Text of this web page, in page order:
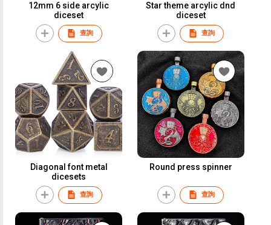
12mm 6 side arcylic
diceset
查詢
Star theme arcylic dnd
diceset
查詢
Diagonal font metal
dicesets
查詢
Round press spinner
查詢